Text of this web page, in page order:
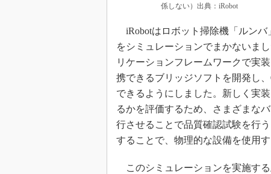
係しない）出典：iRobot
iRobotはロボット掃除機「ルンバ
をシミュレーションでまかないま
リケーションフレームワークで実
携できるブリッジソフトを開発し
できるようにしました。新しく実
るかを評価するため、さまざまな
行させることで品質確認試験を行
することで、物理的な設備を使用
このシミュレーションを実施する